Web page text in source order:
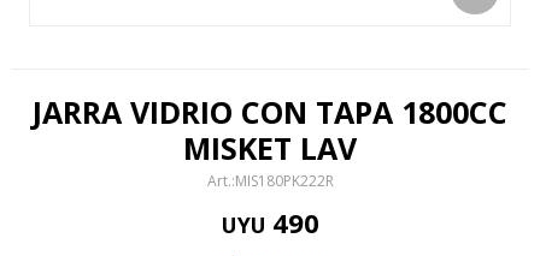
JARRA VIDRIO CON TAPA 1800CC
MISKET LAV
MIS180PK222R
UYU 490